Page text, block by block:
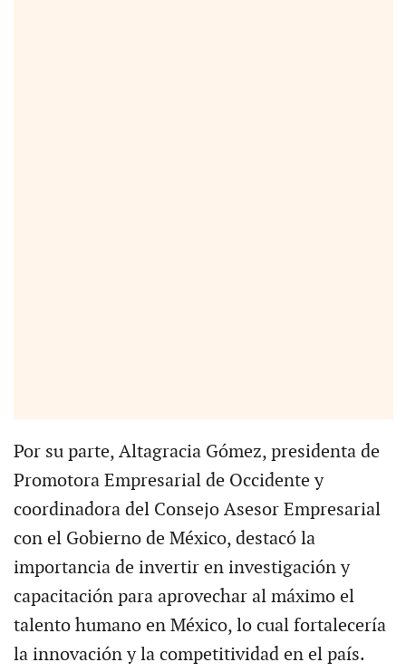
Por su parte, Altagracia Gómez, presidenta de
Promotora Empresarial de Occidente y
coordinadora del Consejo Asesor Empresarial
con el Gobierno de México, destacó la
importancia de invertir en investigación y
capacitación para aprovechar al máximo el
talento humano en México, lo cual fortalecería
la innovación y la competitividad en el país.